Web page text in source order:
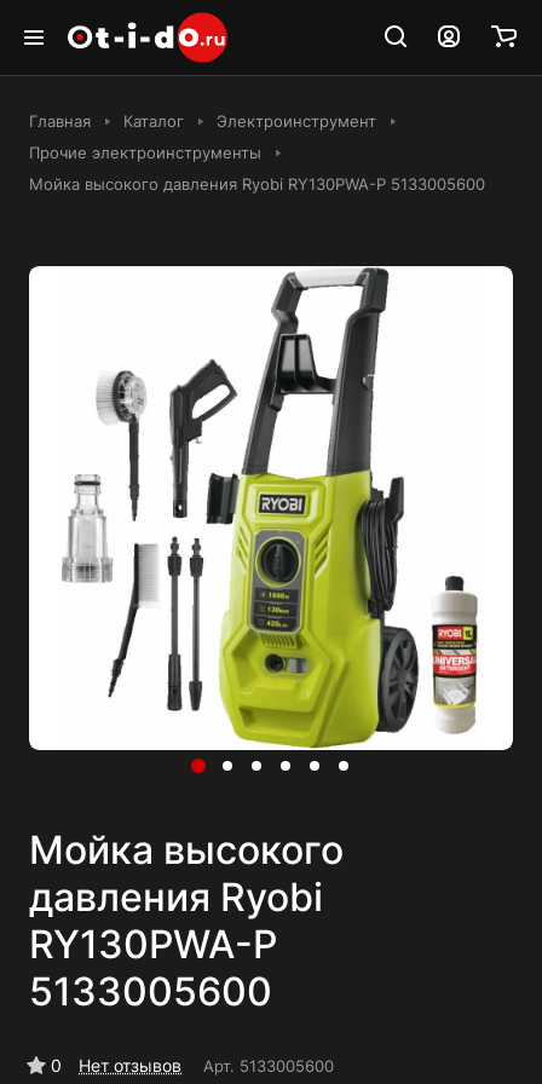
Главная Каталог
Электроинструмент
Прочие электроинструменты
Мойка высокого давления Ryobi RY130PWA-P 5133005600
Мойка высокого
давления Ryobi
RY130PWA-P
5133005600
0 Нет отзывов Арт. 5133005600